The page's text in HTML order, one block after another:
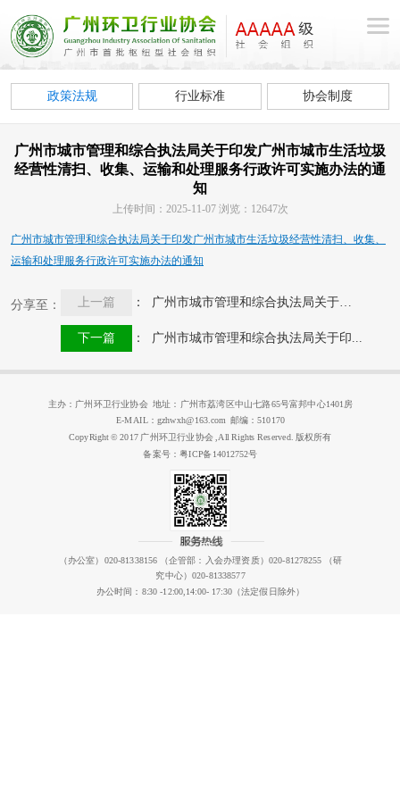
政策法规 行业标准 协会制度
广州市城市管理和综合执法局关于印发广州市城市生活垃圾
经营性清扫、收集、运输和处理服务行政许可实施办法的通
知
上传时间：2025-11-07 浏览：12647次
广州市城市管理和综合执法局关于印发广州市城市生活垃圾经营性清扫、收集、
运输和处理服务行政许可实施办法的通知
分享至： 上一篇 ： 广州市城市管理和综合执法局关于印...
下一篇 ： 广州市城市管理和综合执法局关于印...
主办：广州环卫行业协会 地址：广州市荔湾区中山七路65号富邦中心1401房
E-MAIL：gzhwxh@163.com 邮编：510170
CopyRight © 2017 广州环卫行业协会 ,All Rights Reserved. 版权所有
备案号：粤ICP备14012752号
（办公室）020-81338156 （企管部：入会办理资质）020-81278255 （研
究中心）020-81338577
办公时间：8:30 -12:00,14:00- 17:30（法定假日除外）